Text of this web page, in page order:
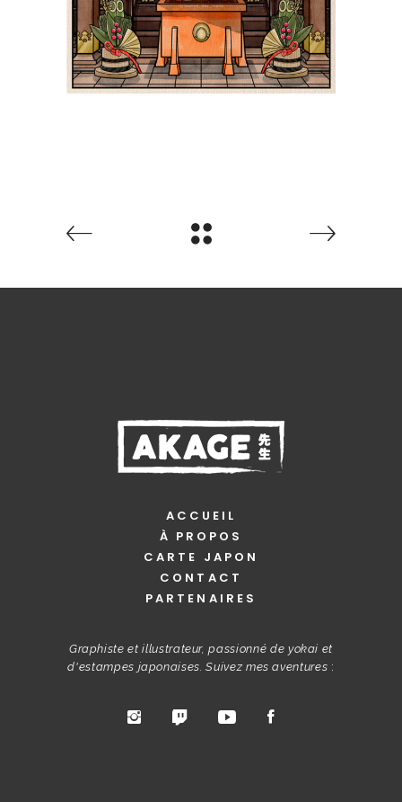
ACCUEIL
À PROPOS
CARTE JAPON
CONTACT
PARTENAIRES
Graphiste et illustrateur, passionné de yokai et
d'estampes japonaises. Suivez mes aventures :